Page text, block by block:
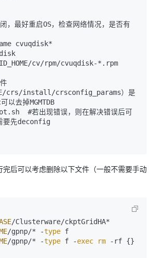
，最好重启OS，检查网络情况，是否有
cvuqdisk*
/cv/rpm/cvuqdisk-* .rpm
/crs/install /crsconfig_params）是
以去掉MGMTDB
#若出现错误，则在解决错误后可
要先deconfig
后可以考虑删除以下文件（一般不需要手动
/Clusterware/ckptGridHA*
/gpnp/* -type f
/gpnp/* -type f -exec rm -rf {}